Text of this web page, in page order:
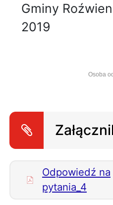
Gminy
2019
Osoba
Odpowiedź na
pytania_4